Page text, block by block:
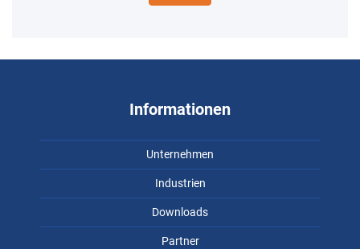
Informationen
Unternehmen
Industrien
Downloads
Partner